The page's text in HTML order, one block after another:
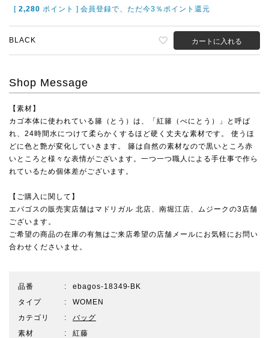
[ 2,280 ポイント ] 会員登録で、ただ今3％ポイント還元
BLACK カートに入れる
Shop Message
【素材】
カゴ本体に使われている籐（とう）は、「紅籐（べにとう）」と呼ば
れ、24時間水につけて柔らかくするほど硬く丈夫な素材です。 使うほ
どに色と艶が変化していきます。 籐は自然の素材なので黒いところ赤
いところと様々な表情がございます。一つ一つ職人による手仕事で作ら
れているため個体差がございます。
【ご購入に関して】
エバゴスの販売実店舗は マドリガル 北店、南堀江店、ムジーク の3店舗
ございます。
ご希望の商品の在庫の有無はご来店希望の店舗メールにお気軽にお問い
合わせくださいませ。
品番
ebagos-18349-BK
タイプ
WOMEN
カテゴリ
バッグ
素材
紅藤